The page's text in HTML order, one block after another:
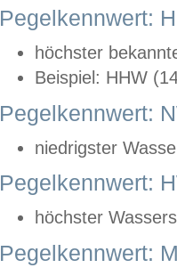
Pegelkennwert:
höchster
Beispiel: HHW
Pegelkennwert:
niedrigster
Pegelkennwert:
höchster
Pegelkennwert: